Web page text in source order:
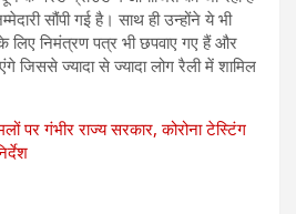
सौंपी गई है। साथ ही उन्होंने ये भी
लिए निमंत्रण पत्र भी छपवाए गए हैं और
जिससे ज्यादा से ज्यादा लोग रैली में शामिल
पर गंभीर राज्य सरकार, कोरोना टेस्टिंग